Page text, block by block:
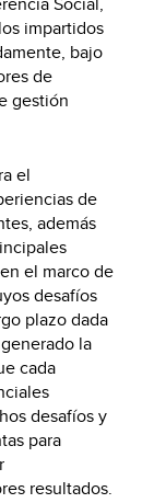
impartidos
bajo
de
gestión
el
de
además
el marco de
desafíos
plazo dada
la
cada
desafíos y
para
resultados.